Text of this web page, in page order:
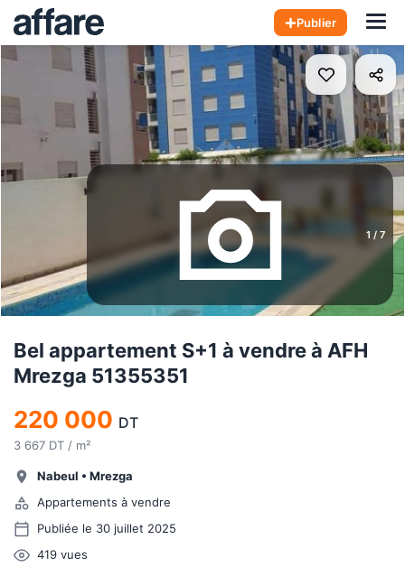
Publier
1 / 7
Bel appartement S+1 à vendre à AFH
Mrezga 51355351
220 000 DT
3 667 DT / m²
Nabeul • Mrezga
Appartements à vendre
Publiée le 30 juillet 2025
419 vues